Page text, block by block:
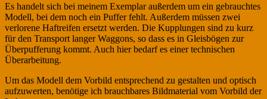
Es handelt sich bei meinem Exemplar außerdem um ein gebrauchtes
Modell, bei dem noch ein Puffer fehlt. Außerdem müssen zwei
verlorene Haftreifen ersetzt werden. Die Kupplungen sind zu kurz
für den Transport langer Waggons, so dass es in Gleisbögen zur
Überpufferung kommt. Auch hier bedarf es einer technischen
Überarbeitung.
Um das Modell dem Vorbild entsprechend zu gestalten und optisch
aufzuwerten, benötige ich brauchbares Bildmaterial vom Vorbild der